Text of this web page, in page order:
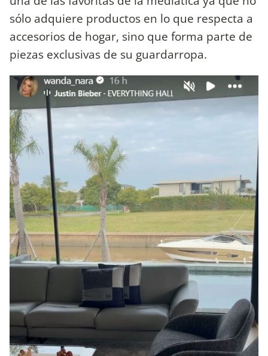
sólo adquiere productos en lo que respecta a
accesorios de hogar, sino que forma parte de
piezas exclusivas de su guardarropa.